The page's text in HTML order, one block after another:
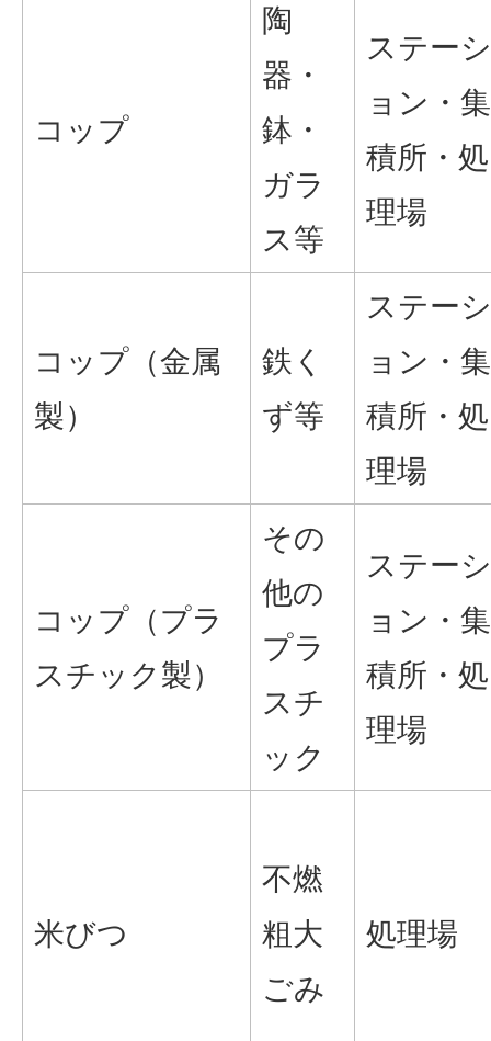
コップ
陶
器・
鉢・
ガラ
ス等
ステーシ
ョン・集
積所・処
理場
コップ（金属
製）
鉄く
ず等
ステーシ
ョン・集
積所・処
理場
コップ（プラ
スチック製）
その
他の
プラ
スチ
ック
ステーシ
ョン・集
積所・処
理場
米びつ
不燃
粗大
ごみ
処理場